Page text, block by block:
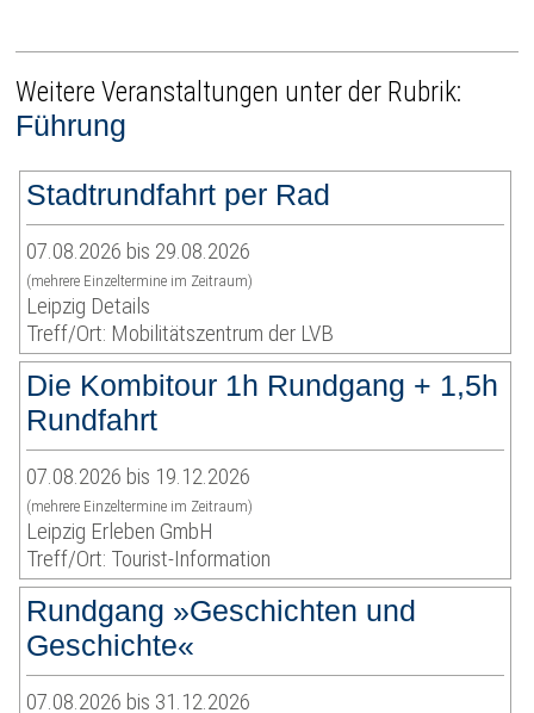
Weitere Veranstaltungen unter der Rubrik:
Führung
Stadtrundfahrt per Rad
07.08.2026 bis 29.08.2026
(mehrere Einzeltermine im Zeitraum)
Leipzig Details
Treff/Ort: Mobilitätszentrum der LVB
Die Kombitour 1h Rundgang + 1,5h
Rundfahrt
07.08.2026 bis 19.12.2026
(mehrere Einzeltermine im Zeitraum)
Leipzig Erleben GmbH
Treff/Ort: Tourist-Information
Rundgang »Geschichten und
Geschichte«
07.08.2026 bis 31.12.2026